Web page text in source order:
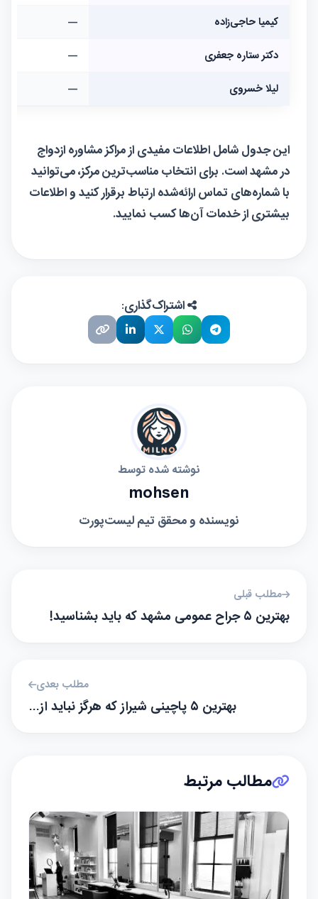
کیمیا حاجی‌زاده —
دکتر ستاره جعفری —
لیلا خسروی —
این جدول شامل اطلاعات مفیدی از مراکز مشاوره ازدواج
در مشهد است. برای انتخاب مناسب‌ترین مرکز، می‌توانید
با شماره‌های تماس ارائه‌شده ارتباط برقرار کنید و اطلاعات
بیشتری از خدمات آن‌ها کسب نمایید.
اشتراک‌گذاری:
نوشته شده توسط
mohsen
نویسنده و محقق تیم لیست‌پورت
مطلب قبلی
بهترین ۵ جراح عمومی مشهد که باید بشناسید!
مطلب بعدی
بهترین ۵ پاچینی شیراز که هرگز نباید از…
مطالب مرتبط